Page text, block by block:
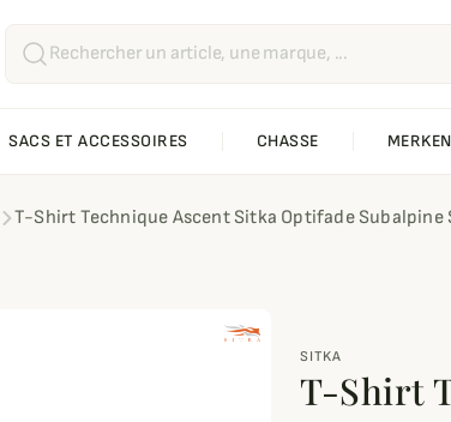
SACS ET ACCESSOIRES CHASSE MERKEN
T-Shirt Technique Ascent Sitka Optifade Subalpine
SITKA
T-Shirt